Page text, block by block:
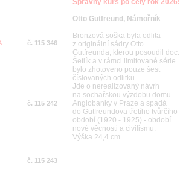
č. 115 346
č. 115 242
č. 115 243
Správný kurs po celý rok 2026!
Otto Gutfreund, Námořník
Bronzová soška byla odlita
z originální sádry Otto
Gutfreunda, kterou posoudil doc.
Šetlík a v rámci limitované série
bylo zhotoveno pouze šest
číslovaných odlitků.
Jde o nerealizovaný návrh
na sochařskou výzdobu domu
Anglobanky v Praze a spadá
do Gutfreundova třetího tvůrčího
období (1920 - 1925) - období
nové věcnosti a civilismu.
Výška 24,4 cm.